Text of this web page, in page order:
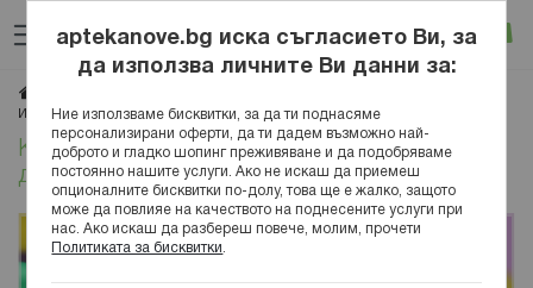
към
съдържанието
Вход
Имунна система
Какво са свободните радикали и как действат на тялото
Какво са свободните радикали и как
действат на тялото
aptekanove.bg иска съгласието Ви, за
да използва личните Ви данни за:
Ние използваме бисквитки, за да ти поднасяме
персонализирани оферти, да ти дадем възможно най-
доброто и гладко шопинг преживяване и да подобряваме
постоянно нашите услуги. Ако не искаш да приемеш
опционалните бисквитки по-долу, това ще е жалко, защото
може да повлияе на качеството на поднесените услуги при
нас. Ако искаш да разбереш повече, молим, прочети
Политиката за бисквитки